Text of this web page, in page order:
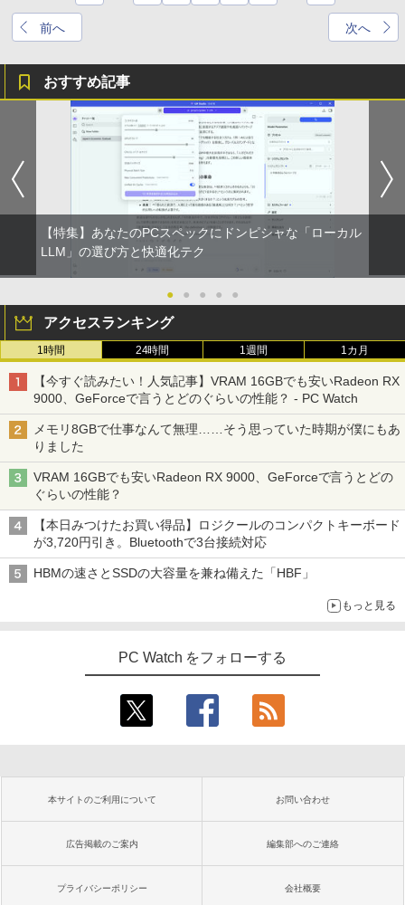
前へ 次へ
おすすめ記事
【特集】あなたのPCスペックにドンピシャな「ローカル
LLM」の選び方と快適化テク
● ● ● ● ●
アクセスランキング
1時間 24時間 1週間 1カ月
【今すぐ読みたい！人気記事】VRAM 16GBでも安いRadeon RX
9000、GeForceで言うとどのぐらいの性能？ - PC Watch
メモリ8GBで仕事なんて無理……そう思っていた時期が僕にもあ
りました
VRAM 16GBでも安いRadeon RX 9000、GeForceで言うとどの
ぐらいの性能？
【本日みつけたお買い得品】ロジクールのコンパクトキーボード
が3,720円引き。Bluetoothで3台接続対応
HBMの速さとSSDの大容量を兼ね備えた「HBF」
もっと見る
PC Watch をフォローする
本サイトのご利用について お問い合わせ
広告掲載のご案内 編集部へのご連絡
プライバシーポリシー 会社概要